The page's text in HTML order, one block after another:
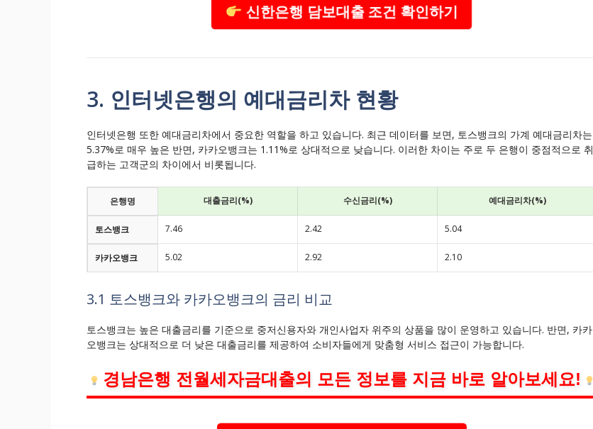
신한은행 담보대출 조건 확인하기
3. 인터넷은행의 예대금리차 현황
인터넷은행 또한 예대금리차에서 중요한 역할을 하고 있습니다. 최근 데이터를 보면, 토스뱅크의 가계 예대금리차는
5.37%로 매우 높은 반면, 카카오뱅크는 1.11%로 상대적으로 낮습니다. 이러한 차이는 주로 두 은행이 중점적으로 취
급하는 고객군의 차이에서 비롯됩니다.
은행명 대출금리(%) 수신금리(%) 예대금리차(%)
토스뱅크 7.46 2.42 5.04
카카오뱅크 5.02 2.92 2.10
3.1 토스뱅크와 카카오뱅크의 금리 비교
토스뱅크는 높은 대출금리를 기준으로 중저신용자와 개인사업자 위주의 상품을 많이 운영하고 있습니다. 반면, 카카
오뱅크는 상대적으로 더 낮은 대출금리를 제공하여 소비자들에게 맞춤형 서비스 접근이 가능합니다.
경남은행 전월세자금대출의 모든 정보를 지금 바로 알아보세요!